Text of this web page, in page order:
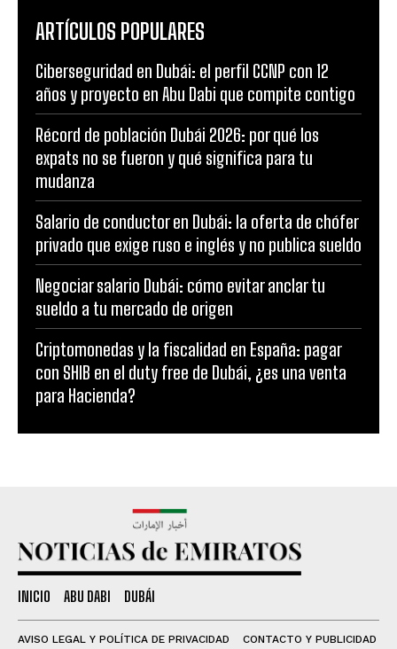
ARTÍCULOS POPULARES
Ciberseguridad en Dubái: el perfil CCNP con 12
años y proyecto en Abu Dabi que compite contigo
Récord de población Dubái 2026: por qué los
expats no se fueron y qué significa para tu
mudanza
Salario de conductor en Dubái: la oferta de chófer
privado que exige ruso e inglés y no publica sueldo
Negociar salario Dubái: cómo evitar anclar tu
sueldo a tu mercado de origen
Criptomonedas y la fiscalidad en España: pagar
con SHIB en el duty free de Dubái, ¿es una venta
para Hacienda?
INICIO ABU DABI DUBÁI
AVISO LEGAL Y POLÍTICA DE PRIVACIDAD CONTACTO Y PUBLICIDAD